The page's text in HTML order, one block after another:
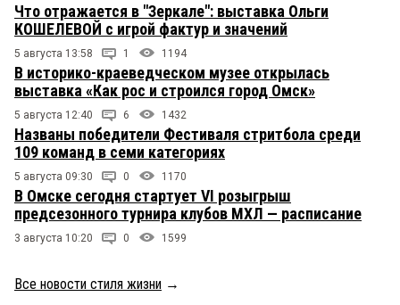
Что отражается в "Зеркале": выставка Ольги
КОШЕЛЕВОЙ с игрой фактур и значений
5 августа 13:58 1 1194
В историко-краеведческом музее открылась
выставка «Как рос и строился город Омск»
5 августа 12:40 6 1432
Названы победители Фестиваля стритбола среди
109 команд в семи категориях
5 августа 09:30 0 1170
В Омске сегодня стартует VI розыгрыш
предсезонного турнира клубов МХЛ — расписание
3 августа 10:20 0 1599
Все новости стиля жизни →